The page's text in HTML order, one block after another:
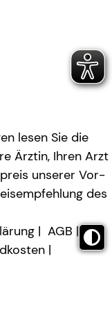
lesen Sie die
Ärztin, Ihren Arzt
unserer Vor-
des
AGB